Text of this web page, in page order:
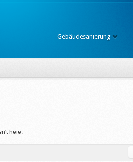
Gebäudesanierung
here.